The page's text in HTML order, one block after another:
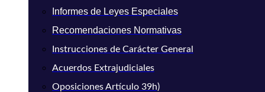
Informes de Leyes Especiales
Recomendaciones Normativas
Instrucciones de Carácter General
Acuerdos Extrajudiciales
Oposiciones Artículo 39h)